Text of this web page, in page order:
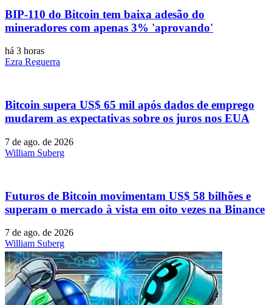
BIP-110 do Bitcoin tem baixa adesão do
mineradores com apenas 3% 'aprovando'
há 3 horas
Ezra Reguerra
Bitcoin supera US$ 65 mil após dados de emprego
mudarem as expectativas sobre os juros nos EUA
7 de ago. de 2026
William Suberg
Futuros de Bitcoin movimentam US$ 58 bilhões e
superam o mercado à vista em oito vezes na Binance
7 de ago. de 2026
William Suberg